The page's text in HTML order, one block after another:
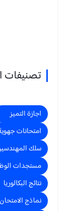
تصنيفات
اجازة التميز
امتحانات
سلك
مستجدات
نتائج البكالوريا
نماذج